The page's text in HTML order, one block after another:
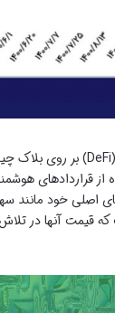
قراردادهای
اصلی خود مانند
قیمت آنها در